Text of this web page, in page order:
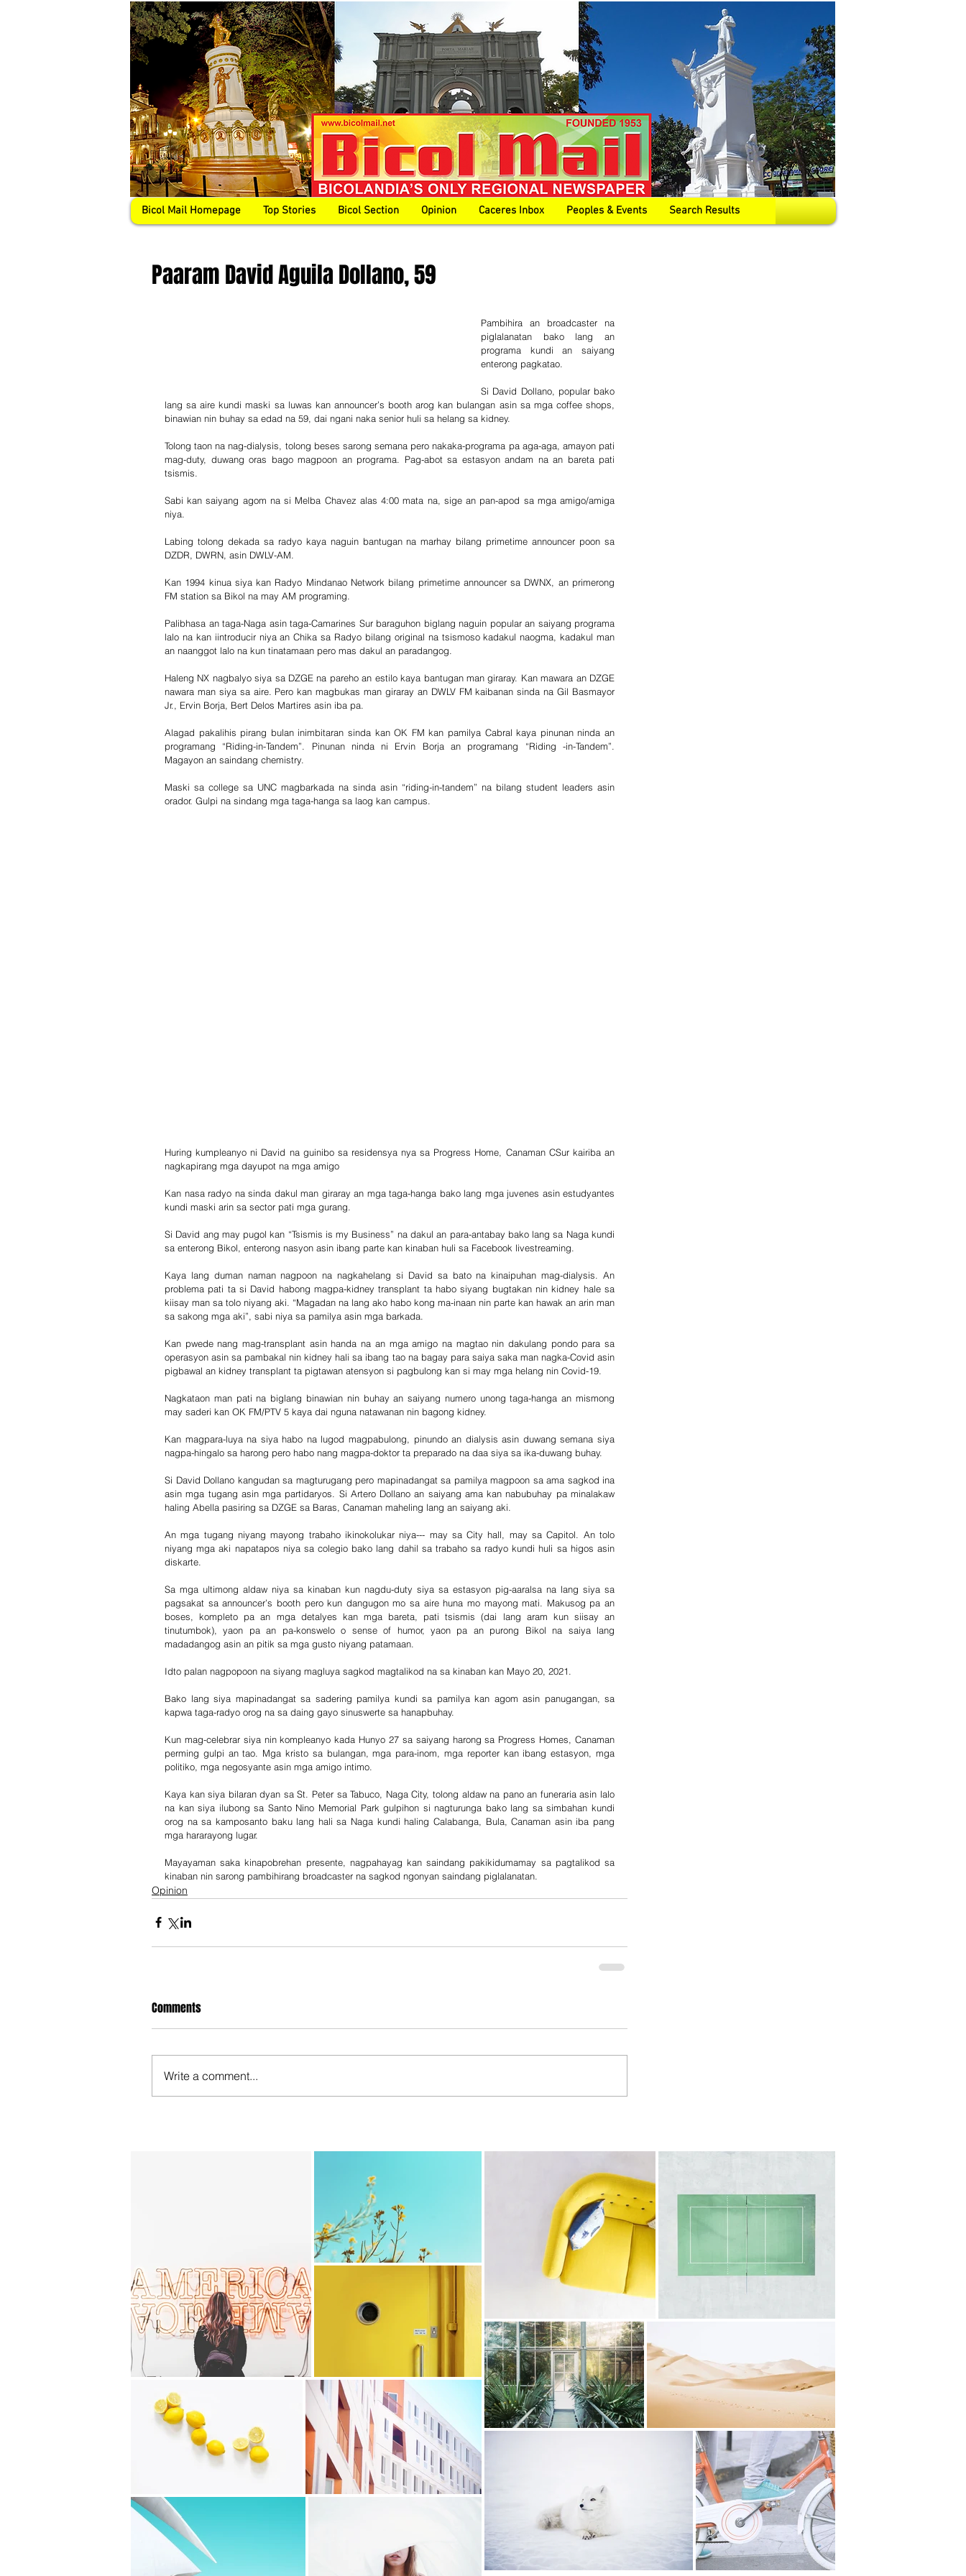
Bicol Mail Homepage Top Stories Bicol Section Opinion Caceres Inbox Peoples & Events Search Results
Paaram David Aguila Dollano, 59
Pambihira an broadcaster na
piglalanatan bako lang an
programa kundi an saiyang
enterong pagkatao.
Si David Dollano, popular bako
lang sa aire kundi maski sa luwas kan announcer’s booth arog kan bulangan asin sa mga coffee shops,
binawian nin buhay sa edad na 59, dai ngani naka senior huli sa helang sa kidney.
Tolong taon na nag-dialysis, tolong beses sarong semana pero nakaka-programa pa aga-aga, amayon pati
mag-duty, duwang oras bago magpoon an programa. Pag-abot sa estasyon andam na an bareta pati
tsismis.
Sabi kan saiyang agom na si Melba Chavez alas 4:00 mata na, sige an pan-apod sa mga amigo/amiga
niya.
Labing tolong dekada sa radyo kaya naguin bantugan na marhay bilang primetime announcer poon sa
DZDR, DWRN, asin DWLV-AM.
Kan 1994 kinua siya kan Radyo Mindanao Network bilang primetime announcer sa DWNX, an primerong
FM station sa Bikol na may AM programing.
Palibhasa an taga-Naga asin taga-Camarines Sur baraguhon biglang naguin popular an saiyang programa
lalo na kan iintroducir niya an Chika sa Radyo bilang original na tsismoso kadakul naogma, kadakul man
an naanggot lalo na kun tinatamaan pero mas dakul an paradangog.
Haleng NX nagbalyo siya sa DZGE na pareho an estilo kaya bantugan man giraray. Kan mawara an DZGE
nawara man siya sa aire. Pero kan magbukas man giraray an DWLV FM kaibanan sinda na Gil Basmayor
Jr., Ervin Borja, Bert Delos Martires asin iba pa.
Alagad pakalihis pirang bulan inimbitaran sinda kan OK FM kan pamilya Cabral kaya pinunan ninda an
programang “Riding-in-Tandem”. Pinunan ninda ni Ervin Borja an programang “Riding -in-Tandem”.
Magayon an saindang chemistry.
Maski sa college sa UNC magbarkada na sinda asin “riding-in-tandem” na bilang student leaders asin
orador. Gulpi na sindang mga taga-hanga sa laog kan campus.
Huring kumpleanyo ni David na guinibo sa residensya nya sa Progress Home, Canaman CSur kairiba an
nagkapirang mga dayupot na mga amigo
Kan nasa radyo na sinda dakul man giraray an mga taga-hanga bako lang mga juvenes asin estudyantes
kundi maski arin sa sector pati mga gurang.
Si David ang may pugol kan “Tsismis is my Business” na dakul an para-antabay bako lang sa Naga kundi
sa enterong Bikol, enterong nasyon asin ibang parte kan kinaban huli sa Facebook livestreaming.
Kaya lang duman naman nagpoon na nagkahelang si David sa bato na kinaipuhan mag-dialysis. An
problema pati ta si David habong magpa-kidney transplant ta habo siyang bugtakan nin kidney hale sa
kiisay man sa tolo niyang aki. “Magadan na lang ako habo kong ma-inaan nin parte kan hawak an arin man
sa sakong mga aki”, sabi niya sa pamilya asin mga barkada.
Kan pwede nang mag-transplant asin handa na an mga amigo na magtao nin dakulang pondo para sa
operasyon asin sa pambakal nin kidney hali sa ibang tao na bagay para saiya saka man nagka-Covid asin
pigbawal an kidney transplant ta pigtawan atensyon si pagbulong kan si may mga helang nin Covid-19.
Nagkataon man pati na biglang binawian nin buhay an saiyang numero unong taga-hanga an mismong
may saderi kan OK FM/PTV 5 kaya dai nguna natawanan nin bagong kidney.
Kan magpara-luya na siya habo na lugod magpabulong, pinundo an dialysis asin duwang semana siya
nagpa-hingalo sa harong pero habo nang magpa-doktor ta preparado na daa siya sa ika-duwang buhay.
Si David Dollano kangudan sa magturugang pero mapinadangat sa pamilya magpoon sa ama sagkod ina
asin mga tugang asin mga partidaryos. Si Artero Dollano an saiyang ama kan nabubuhay pa minalakaw
haling Abella pasiring sa DZGE sa Baras, Canaman maheling lang an saiyang aki.
An mga tugang niyang mayong trabaho ikinokolukar niya--- may sa City hall, may sa Capitol. An tolo
niyang mga aki napatapos niya sa colegio bako lang dahil sa trabaho sa radyo kundi huli sa higos asin
diskarte.
Sa mga ultimong aldaw niya sa kinaban kun nagdu-duty siya sa estasyon pig-aaralsa na lang siya sa
pagsakat sa announcer’s booth pero kun dangugon mo sa aire huna mo mayong mati. Makusog pa an
boses, kompleto pa an mga detalyes kan mga bareta, pati tsismis (dai lang aram kun siisay an
tinutumbok), yaon pa an pa-konswelo o sense of humor, yaon pa an purong Bikol na saiya lang
madadangog asin an pitik sa mga gusto niyang patamaan.
Idto palan nagpopoon na siyang magluya sagkod magtalikod na sa kinaban kan Mayo 20, 2021.
Bako lang siya mapinadangat sa sadering pamilya kundi sa pamilya kan agom asin panugangan, sa
kapwa taga-radyo orog na sa daing gayo sinuswerte sa hanapbuhay.
Kun mag-celebrar siya nin kompleanyo kada Hunyo 27 sa saiyang harong sa Progress Homes, Canaman
perming gulpi an tao. Mga kristo sa bulangan, mga para-inom, mga reporter kan ibang estasyon, mga
politiko, mga negosyante asin mga amigo intimo.
Kaya kan siya bilaran dyan sa St. Peter sa Tabuco, Naga City, tolong aldaw na pano an funeraria asin lalo
na kan siya ilubong sa Santo Nino Memorial Park gulpihon si nagturunga bako lang sa simbahan kundi
orog na sa kamposanto baku lang hali sa Naga kundi haling Calabanga, Bula, Canaman asin iba pang
mga hararayong lugar.
Mayayaman saka kinapobrehan presente, nagpahayag kan saindang pakikidumamay sa pagtalikod sa
kinaban nin sarong pambihirang broadcaster na sagkod ngonyan saindang piglalanatan.
Opinion
Comments
Write a comment...